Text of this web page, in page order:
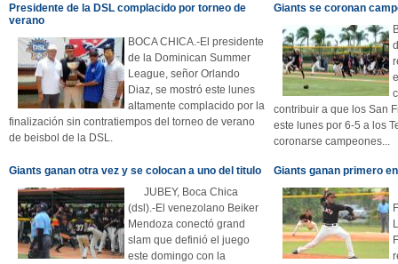
Presidente de la DSL complacido por torneo de
verano
BOCA CHICA.-El presidente
de la Dominican Summer
League, señor Orlando
Diaz, se mostró este lunes
altamente complacido por la
finalización sin contratiempos del torneo de verano
de beisbol de la DSL.
Giants se coronan
contribuir a que los San
este lunes por 6-5 a los
coronarse campeones...
Giants ganan otra vez y se colocan a uno del titulo
JUBEY, Boca Chica
(dsl).-El venezolano Beiker
Mendoza conectó grand
slam que definió el juego
este domingo con la
Giants ganan primero